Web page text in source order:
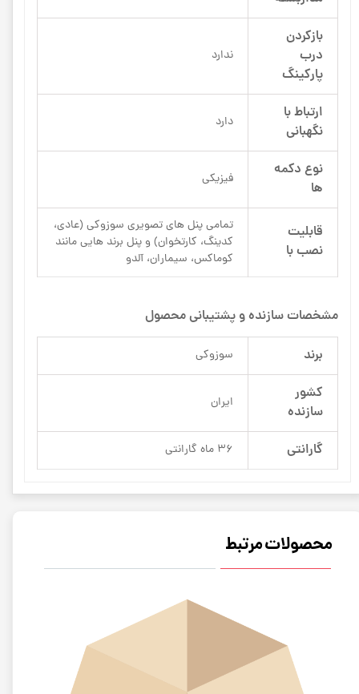
بازکردن
درب
پارکینگ
ندارد
ارتباط با
نگهبانی
دارد
نوع دکمه
ها
فیزیکی
قابلیت
نصب با
تمامی پنل های تصویری سوزوکی (عادی،
کدینگ، کارتخوان) و پنل برند هایی مانند
کوماکس، سیماران، آلدو
مشخصات سازنده و پشتیبانی محصول
برند سوزوکی
کشور
سازنده
ایران
گارانتی 36 ماه گارانتی
محصولات مرتبط